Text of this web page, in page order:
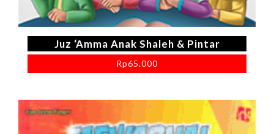
Juz ‘Amma Anak Shaleh & Pintar
Rp65.000